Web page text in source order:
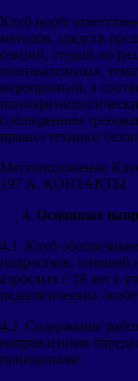
Клуб несёт
методов, средств
секций, студий по
познавательных,
мероприятий, в
соблюдением
правил техники
Местоположение
197 А. КОНТАКТЫ
Основные
4.1. Клуб
подростков, юношей
взрослых с 18 лет с
педагогических
4.2. Содержание
направлениям
принципами: